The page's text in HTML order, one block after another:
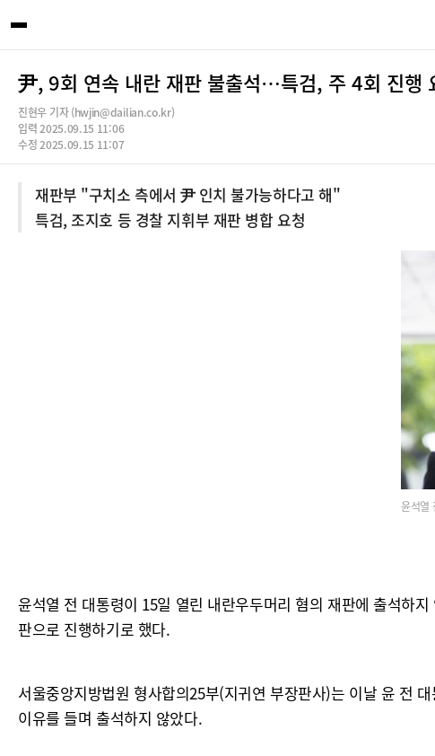
尹, 9회 연속 내란 재판 불출석…특검, 주 4회 진행
진현우 기자 (hwjin@dailian.co.kr)
입력 2025.09.15 11:06
수정 2025.09.15 11:07
재판부 "구치소 측에서 尹 인치 불가능하다고 해"
특검, 조지호 등 경찰 지휘부 재판 병합 요청
윤석열
윤석열 전 대통령이 15일 열린 내란우두머리 혐의 재판에 출석하
판으로 진행하기로 했다.
서울중앙지방법원 형사합의25부(지귀연 부장판사)는 이날 윤 전
이유를 들며 출석하지 않았다.